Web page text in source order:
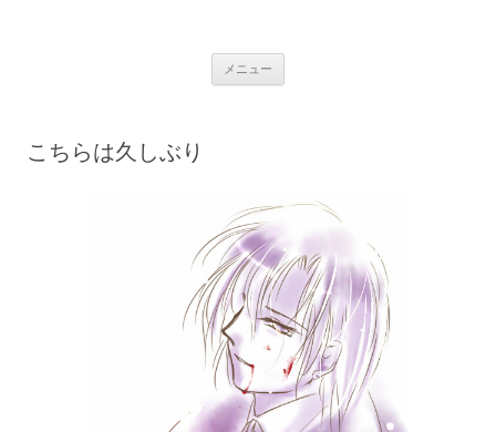
メニュー
プ
こちらは久しぶり